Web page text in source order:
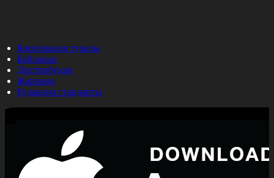
Корпорация туралы
Байланыс
Дистрибуция
Жарнама
Редакция стандарты